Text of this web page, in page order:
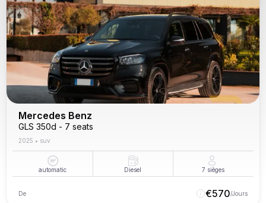
Mercedes Benz
GLS 350d - 7 seats
2025 • suv
automatic Diesel 7 sièges
De €570/Jours